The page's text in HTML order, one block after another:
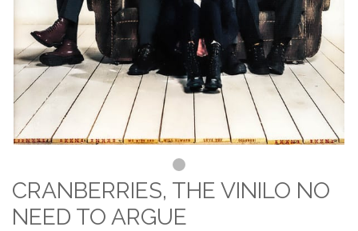
CRANBERRIES, THE VINILO NO
NEED TO ARGUE